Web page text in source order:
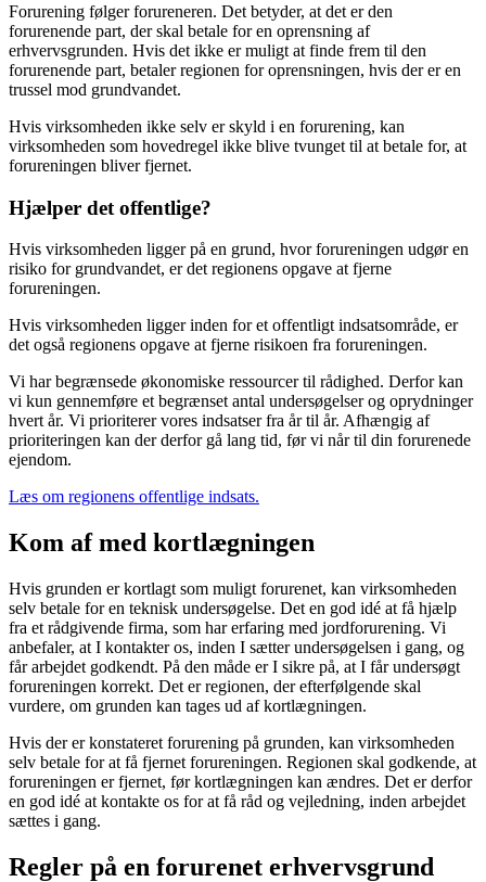
Forurening følger forureneren. Det betyder, at det er den
forurenende part, der skal betale for en oprensning af
erhvervsgrunden. Hvis det ikke er muligt at finde frem til den
forurenende part, betaler regionen for oprensningen, hvis der er en
trussel mod grundvandet.
Hvis virksomheden ikke selv er skyld i en forurening, kan
virksomheden som hovedregel ikke blive tvunget til at betale for, at
forureningen bliver fjernet.
Hjælper det offentlige?
Hvis virksomheden ligger på en grund, hvor forureningen udgør en
risiko for grundvandet, er det regionens opgave at fjerne
forureningen.
Hvis virksomheden ligger inden for et offentligt indsatsområde, er
det også regionens opgave at fjerne risikoen fra forureningen.
Vi har begrænsede økonomiske ressourcer til rådighed. Derfor kan
vi kun gennemføre et begrænset antal undersøgelser og oprydninger
hvert år. Vi prioriterer vores indsatser fra år til år. Afhængig af
prioriteringen kan der derfor gå lang tid, før vi når til din forurenede
ejendom.
Læs om regionens offentlige indsats.
Kom af med kortlægningen
Hvis grunden er kortlagt som muligt forurenet, kan virksomheden
selv betale for en teknisk undersøgelse. Det en god idé at få hjælp
fra et rådgivende firma, som har erfaring med jordforurening. Vi
anbefaler, at I kontakter os, inden I sætter undersøgelsen i gang, og
får arbejdet godkendt. På den måde er I sikre på, at I får undersøgt
forureningen korrekt. Det er regionen, der efterfølgende skal
vurdere, om grunden kan tages ud af kortlægningen.
Hvis der er konstateret forurening på grunden, kan virksomheden
selv betale for at få fjernet forureningen. Regionen skal godkende, at
forureningen er fjernet, før kortlægningen kan ændres. Det er derfor
en god idé at kontakte os for at få råd og vejledning, inden arbejdet
sættes i gang.
Regler på en forurenet erhvervsgrund